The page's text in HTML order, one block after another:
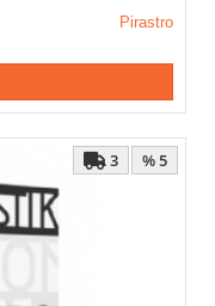
Pirastro
% 5
3